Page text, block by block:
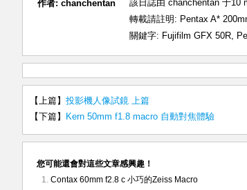
作者: chanchentan 該日誌由 chanchentan 于10
轉載請註明: Pentax A*
關鍵字: Fujifilm GFX 50R,
【上篇】 投影機人像試鏡 上篇
【下篇】
Kern 50mm f1.8 macro 自動對焦體驗
您可能還會對這些文章感興趣！
Contax 60mm f2.8 c 小巧的Zeiss Macro